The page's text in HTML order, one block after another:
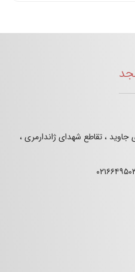
جاوید ، تقاطع شهدای ژاندارمری ،